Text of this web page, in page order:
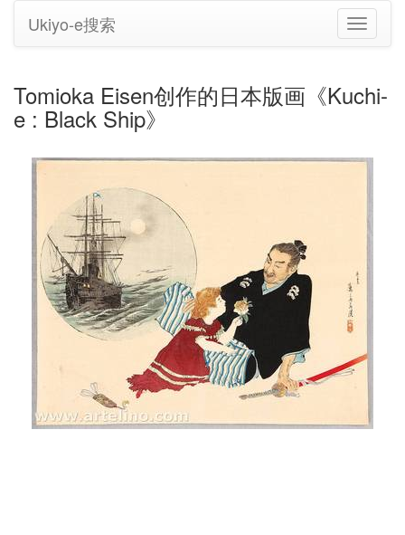
切
换
Ukiyo-e搜索
Tomioka Eisen创作的日本版画《Kuchi-
e : Black Ship》